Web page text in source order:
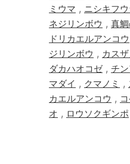
ミウマ , ニシキフ
ネジリンボウ , 真
ドリカエルアンコウ
ジリンボウ , カスザ
ダカハオコゼ, チ
マダイ , クマノミ ,
カエルアンコウ ,
オ , ロウソクギンポ